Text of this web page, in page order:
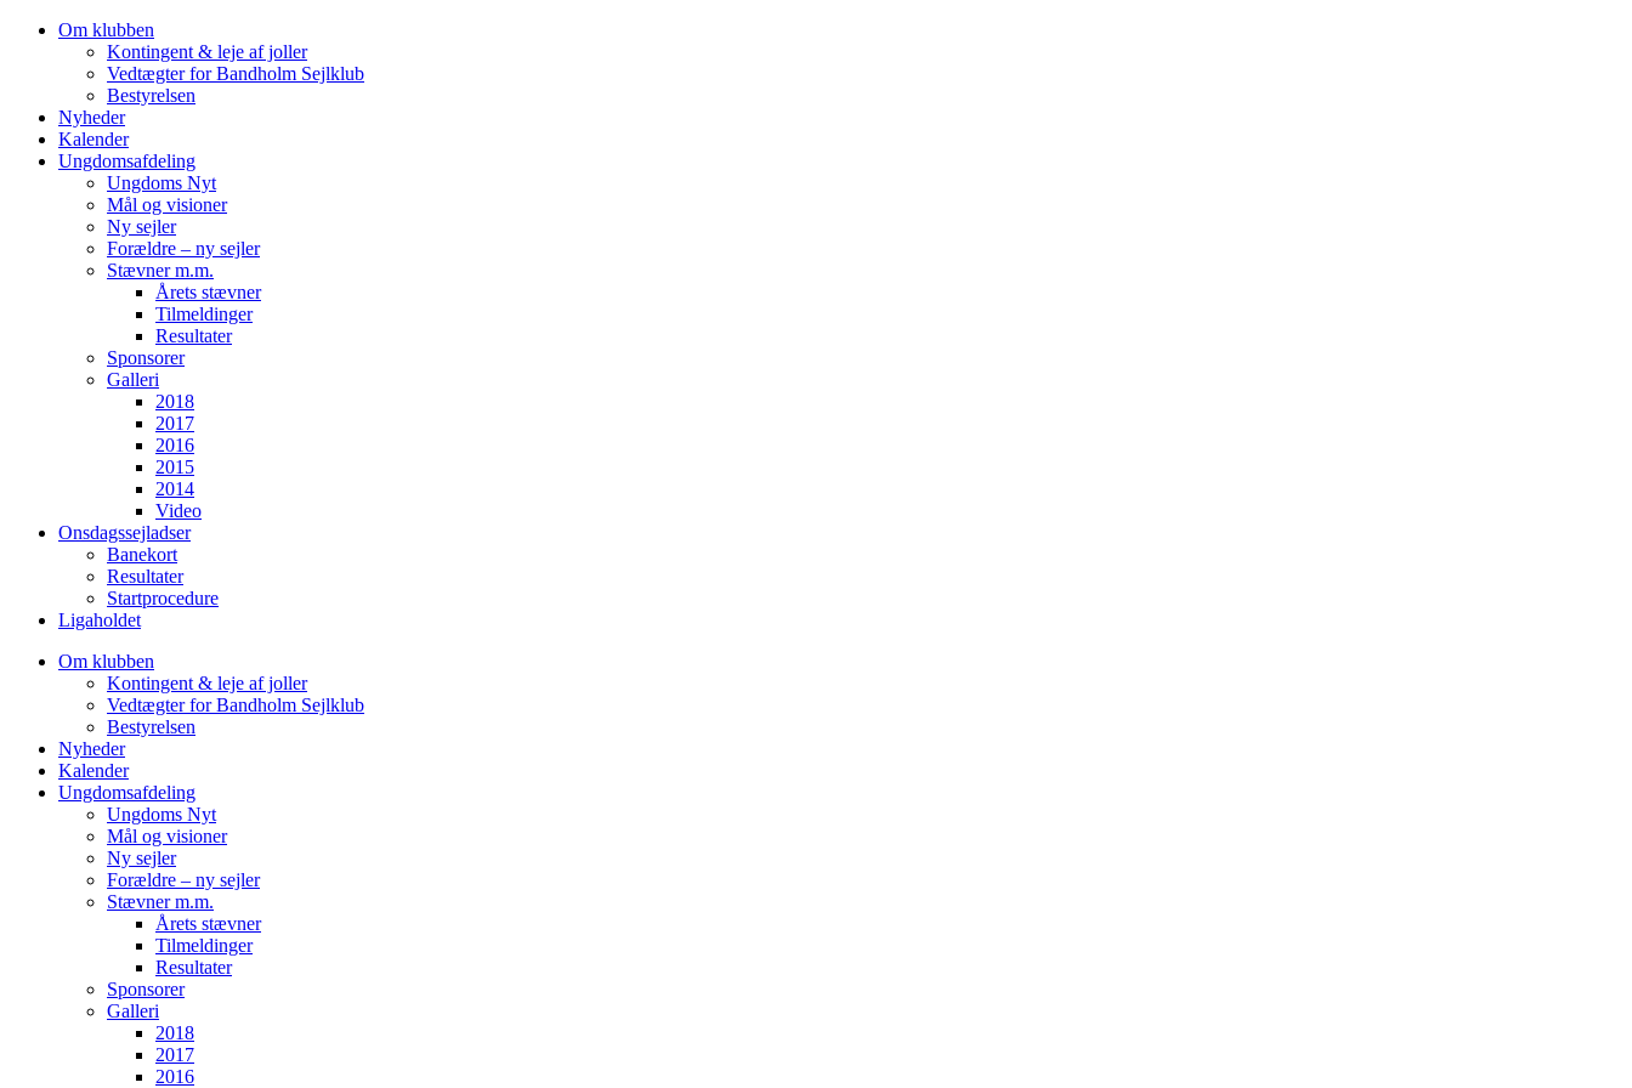
VidereOm klubben
Kontingent & leje af joller
Vedtægter for Bandholm Sejlklub
Bestyrelsen
Nyheder
Kalender
Ungdomsafdeling
Ungdoms Nyt
Mål og visioner
Ny sejler
Forældre – ny sejler
Stævner m.m.
Årets stævner
Tilmeldinger
Resultater
Sponsorer
Galleri
2018
2017
2016
2015
2014
Video
Onsdagssejladser
Banekort
Resultater
Startprocedure
Ligaholdet
Om klubben
Kontingent & leje af joller
Vedtægter for Bandholm Sejlklub
Bestyrelsen
Nyheder
Kalender
Ungdomsafdeling
Ungdoms Nyt
Mål og visioner
Ny sejler
Forældre – ny sejler
Stævner m.m.
Årets stævner
Tilmeldinger
Resultater
Sponsorer
Galleri
2018
2017
2016